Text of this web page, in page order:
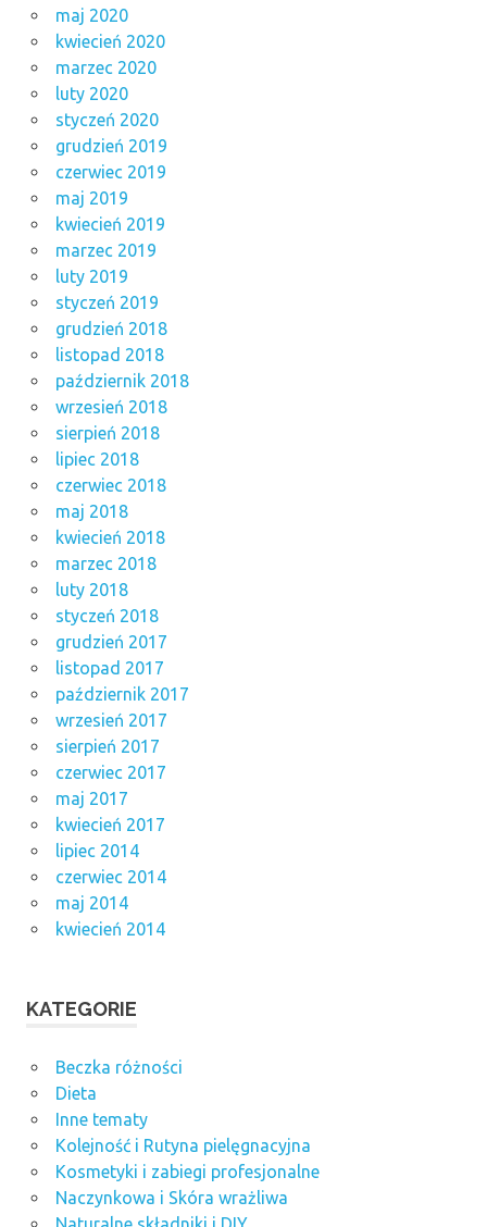
maj 2020
kwiecień 2020
marzec 2020
luty 2020
styczeń 2020
grudzień 2019
czerwiec 2019
maj 2019
kwiecień 2019
marzec 2019
luty 2019
styczeń 2019
grudzień 2018
listopad 2018
październik 2018
wrzesień 2018
sierpień 2018
lipiec 2018
czerwiec 2018
maj 2018
kwiecień 2018
marzec 2018
luty 2018
styczeń 2018
grudzień 2017
listopad 2017
październik 2017
wrzesień 2017
sierpień 2017
czerwiec 2017
maj 2017
kwiecień 2017
lipiec 2014
czerwiec 2014
maj 2014
kwiecień 2014
KATEGORIE
Beczka różności
Dieta
Inne tematy
Kolejność i Rutyna pielęgnacyjna
Kosmetyki i zabiegi profesjonalne
Naczynkowa i Skóra wrażliwa